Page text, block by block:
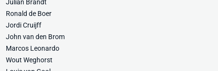
Julian Brandt
Ronald de Boer
Jordi Cruijff
John van den Brom
Marcos Leonardo
Wout Weghorst